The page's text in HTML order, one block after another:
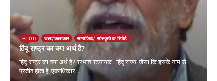
BLOG कला/कलाकार सामाजिक/ सांस्कृतिक रिपोर्ट
हिंदू राष्ट्र का क्या अर्थ है?
हिंदू राष्ट्र का क्या अर्थ है? प्रभात पटनायक हिंदू राज्य, जैसा कि इसके नाम से
प्रतीत होता है, एकाधिकार…